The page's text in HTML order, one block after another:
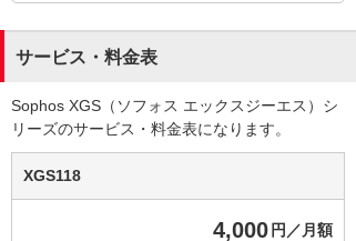
サービス・料金表
Sophos XGS（ソフォス エックスジーエス）シ
リーズのサービス・料金表になります。
XGS118
4,000 円／月額